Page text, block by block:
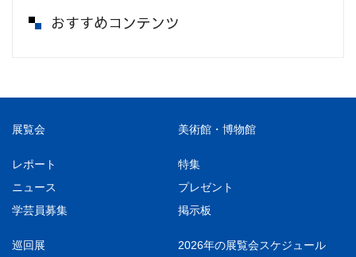
おすすめコンテンツ
展覧会 美術館・博物館
レポート
特集
ニュース
プレゼント
学芸員募集
掲示板
巡回展 2026年の展覧会スケジュール